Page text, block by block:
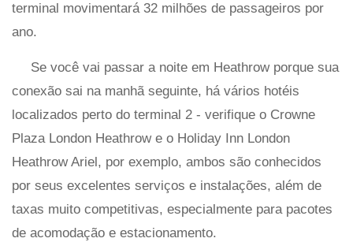
terminal movimentará 32 milhões de passageiros por
ano.
Se você vai passar a noite em Heathrow porque sua
conexão sai na manhã seguinte, há vários hotéis
localizados perto do terminal 2 - verifique o Crowne
Plaza London Heathrow e o Holiday Inn London
Heathrow Ariel, por exemplo, ambos são conhecidos
por seus excelentes serviços e instalações, além de
taxas muito competitivas, especialmente para pacotes
de acomodação e estacionamento.